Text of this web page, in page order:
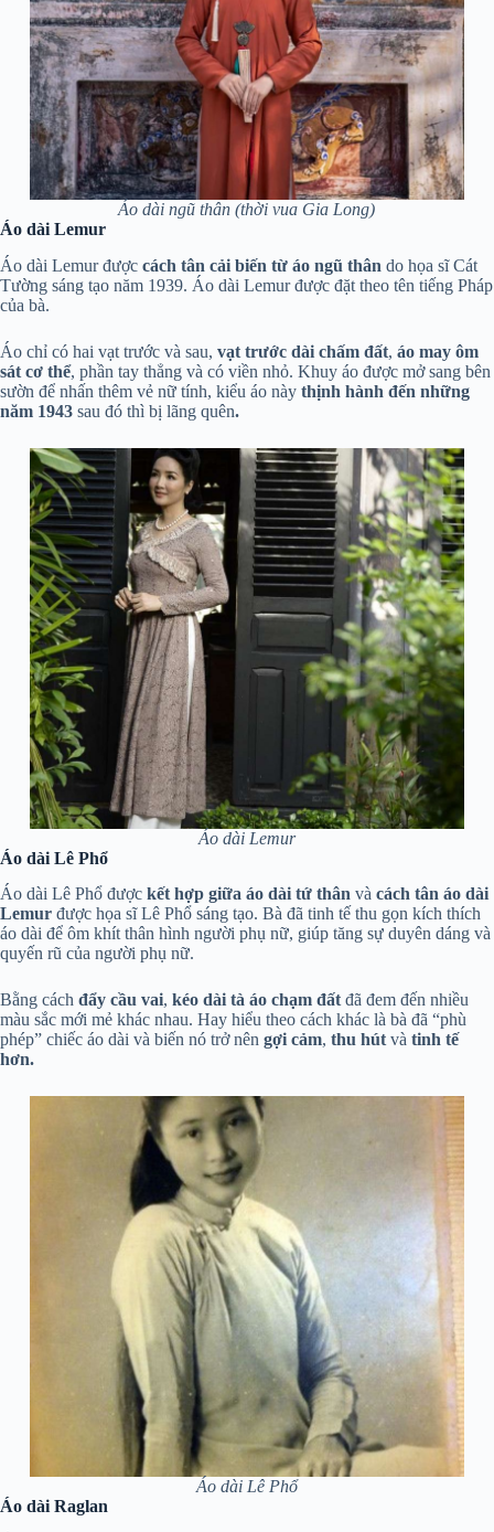
Áo dài ngũ thân (thời vua Gia Long)
Áo dài Lemur
Áo dài Lemur được cách tân cải biến từ áo ngũ thân do họa sĩ Cát
Tường sáng tạo năm 1939. Áo dài Lemur được đặt theo tên tiếng Pháp
của bà.
Áo chỉ có hai vạt trước và sau, vạt trước dài chấm đất, áo may ôm
sát cơ thể, phần tay thẳng và có viền nhỏ. Khuy áo được mở sang bên
sườn để nhấn thêm vẻ nữ tính, kiểu áo này thịnh hành đến những
năm 1943 sau đó thì bị lãng quên.
Áo dài Lemur
Áo dài Lê Phổ
Áo dài Lê Phổ được kết hợp giữa áo dài tứ thân và cách tân áo dài
Lemur được họa sĩ Lê Phổ sáng tạo. Bà đã tinh tế thu gọn kích thích
áo dài để ôm khít thân hình người phụ nữ, giúp tăng sự duyên dáng và
quyến rũ của người phụ nữ.
Bằng cách đẩy cầu vai, kéo dài tà áo chạm đất đã đem đến nhiều
màu sắc mới mẻ khác nhau. Hay hiểu theo cách khác là bà đã “phù
phép” chiếc áo dài và biến nó trở nên gợi cảm, thu hút và tinh tế
hơn.
Áo dài Lê Phổ
Áo dài Raglan